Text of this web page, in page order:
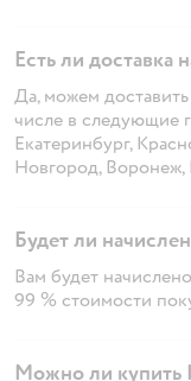
Есть ли доставка
Да, можем
числе в следующие
Екатеринбург,
Новгород, Воронеж,
Будет ли
Вам будет
99 % стоимости
Можно ли купить